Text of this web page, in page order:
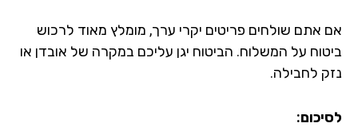
אתם שולחים פריטים יקרי ערך, מומלץ מאוד לרכוש
על המשלוח. הביטוח יגן עליכם במקרה של אובדן או
לחבילה.